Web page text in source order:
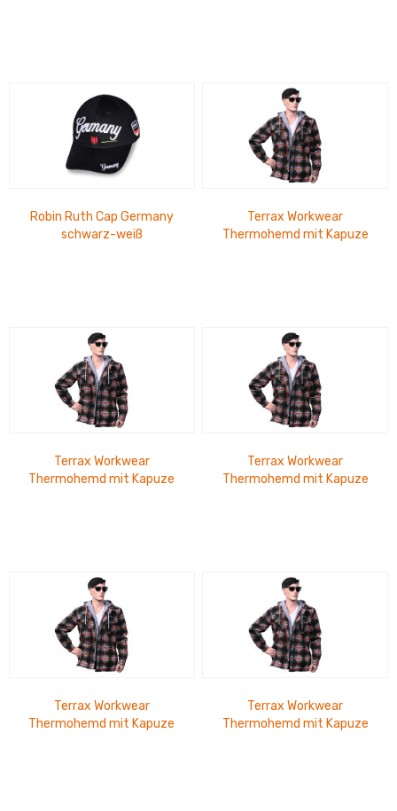
Robin Ruth Cap Germany
schwarz-weiß
Terrax Workwear
Thermohemd mit Kapuze
Terrax Workwear
Thermohemd mit Kapuze
Terrax Workwear
Thermohemd mit Kapuze
Terrax Workwear
Thermohemd mit Kapuze
Terrax Workwear
Thermohemd mit Kapuze